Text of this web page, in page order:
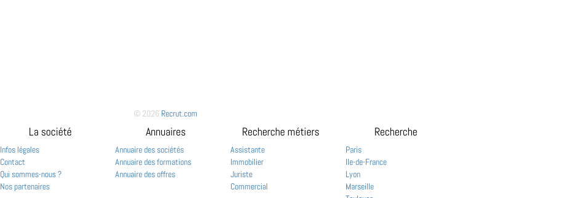
© 2026 Recrut.com
La société
Infos légales
Contact
Qui sommes-nous ?
Nos partenaires
Annuaires
Annuaire des sociétés
Annuaire des formations
Annuaire des offres
Recherche métiers
Assistante
Immobilier
Juriste
Commercial
Recherche
Paris
Ile-de-France
Lyon
Marseille